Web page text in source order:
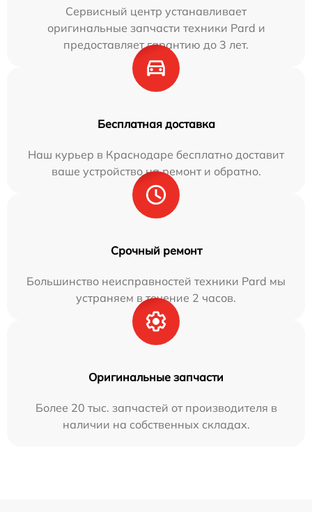
Сервисный центр устанавливает
оригинальные запчасти техники Pard и
предоставляет гарантию до 3 лет.
Бесплатная доставка
Наш курьер в Краснодаре бесплатно доставит
ваше устройство на ремонт и обратно.
Срочный ремонт
Большинство неисправностей техники Pard мы
устраняем в течение 2 часов.
Оригинальные запчасти
Более 20 тыс. запчастей от производителя в
наличии на собственных складах.